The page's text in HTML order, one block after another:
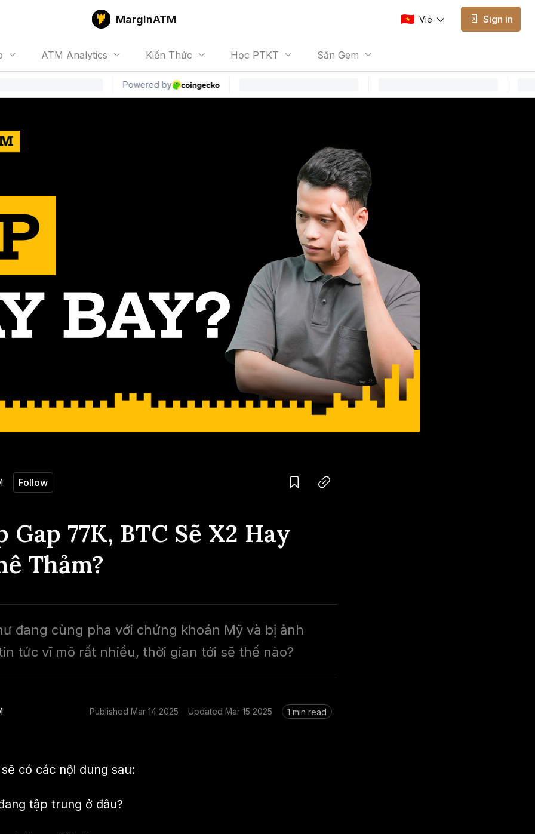
MarginATM
ATM Analytics Kiến Thức Học PTKT Săn Gem
Vie
Vietnamese
Sign in
Follow
Gap 77K, BTC Sẽ X2 Hay
Thảm?
đang cùng pha với chứng khoán Mỹ và bị ảnh
tức vĩ mô rất nhiều, thời gian tới sẽ thế nào?
Published Mar 14 2025 Updated Mar 15 2025 1 min read
có các nội dung sau:
tập trung ở đâu?